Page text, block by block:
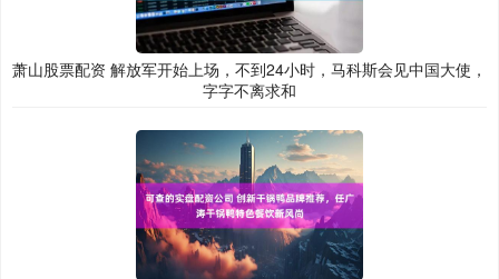
萧山股票配资 解放军开始上场，不到24小时，马科斯会见中国大使，
字字不离求和